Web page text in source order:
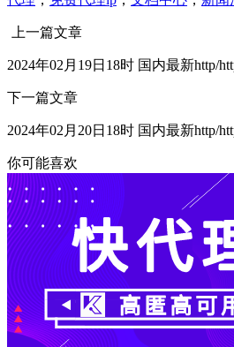
上一篇文章
2024年02月19日18时 国内最新http/
下一篇文章
2024年02月20日18时 国内最新http/
你可能喜欢